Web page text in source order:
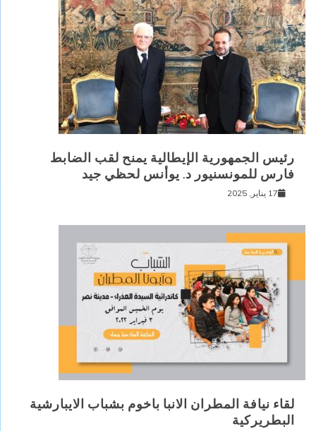
رئيس الجمهورية الإيطالية يمنح لقب الضابط
فارس للمونسنيور د. يوأنس لحظي جيد
17 يناير, 2025
لقاء نيافة المطران الانبا باخوم بشباب الايبارشية
البطريركية